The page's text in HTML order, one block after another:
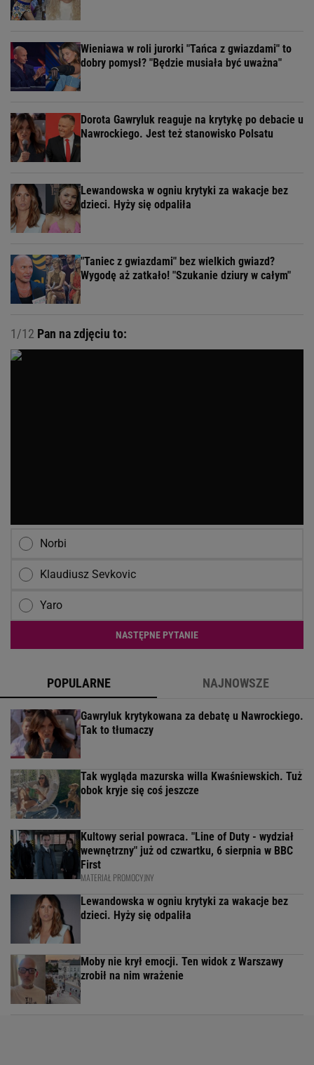
Wieniawa w roli jurorki "Tańca z gwiazdami" to
dobry pomysł? "Będzie musiała być uważna"
Dorota Gawryluk reaguje na krytykę po debacie u
Nawrockiego. Jest też stanowisko Polsatu
Lewandowska w ogniu krytyki za wakacje bez
dzieci. Hyży się odpaliła
"Taniec z gwiazdami" bez wielkich gwiazd?
Wygodę aż zatkało! "Szukanie dziury w całym"
1/12 Pan na zdjęciu to:
Norbi
Klaudiusz Sevkovic
Yaro
NASTĘPNE PYTANIE
POPULARNE NAJNOWSZE
Gawryluk krytykowana za debatę u Nawrockiego.
Tak to tłumaczy
Tak wygląda mazurska willa Kwaśniewskich. Tuż
obok kryje się coś jeszcze
Kultowy serial powraca. "Line of Duty - wydział
wewnętrzny" już od czwartku, 6 sierpnia w BBC
First
MATERIAŁ PROMOCYJNY
Lewandowska w ogniu krytyki za wakacje bez
dzieci. Hyży się odpaliła
Moby nie krył emocji. Ten widok z Warszawy
zrobił na nim wrażenie